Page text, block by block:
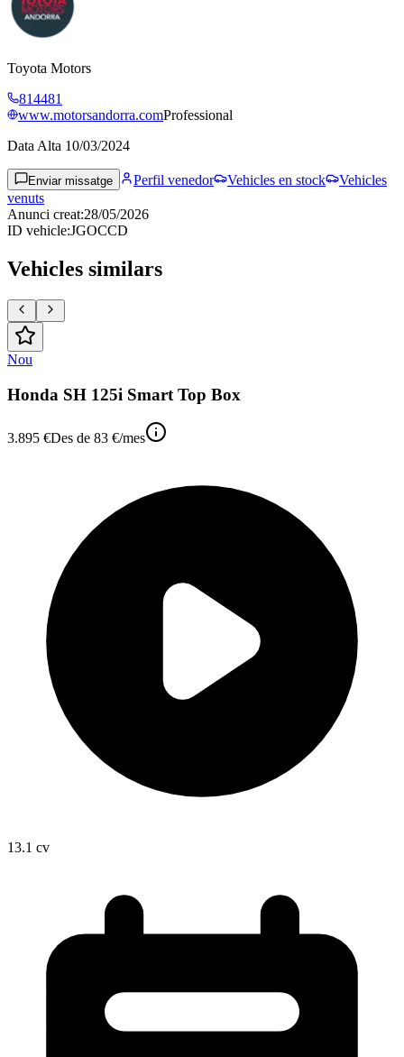
Toyota Motors
814481
www.motorsandorra.comProfessional
Data Alta 10/03/2024
Enviar missatge Perfil venedor Vehicles en stock
Vehicles
venuts
Anunci creat:28/05/2026
ID vehicle:JGOCCD
Vehicles similars
Nou
Honda SH 125i Smart Top Box
3.895 €Des de 83 €/mes
13.1 cv